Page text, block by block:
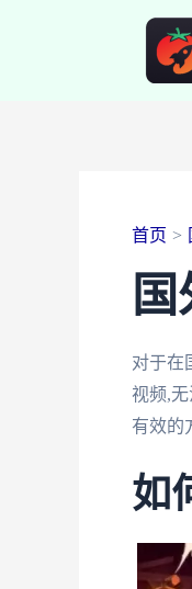
首页
对于在
视频,
有效的
如